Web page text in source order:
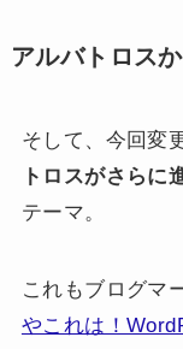
アルバトロス
そして、今回変
トロスがさらに
テーマ。
これもブログマ
やこれは！